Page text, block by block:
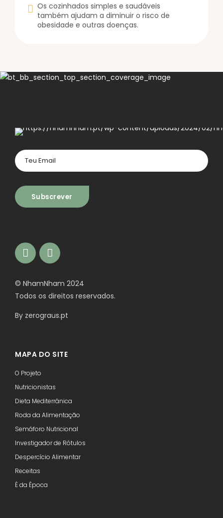
Os cozinhados simples e saudáveis
também ajudam a diminuir o risco de
obesidade e outras doenças.
© NhamNham 2024
Todos os direitos reservados.
By zerograus.pt
MAPA DO SITE
O Projeto
Nutricionistas
Dieta Mediterrânica
Roda da Alimentação
Semáforo Nutricional
Investigador de Rótulos
Despercício Alimentar
Receitas
É da Época